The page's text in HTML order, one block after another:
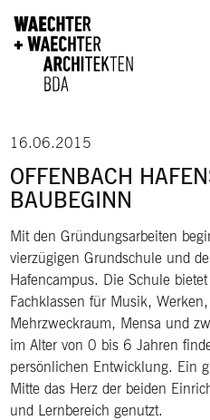
16.06.2015
OFFENBACH
BAUBEGINN
Mit den Gründungsarbeiten
vierzügigen Grundschule und
Hafencampus. Die Schule
Fachklassen für Musik,
Mehrzweckraum, Mensa und
im Alter von 0 bis 6 Jahren
persönlichen Entwicklung. Ein
Mitte das Herz der beiden
und Lernbereich genutzt.